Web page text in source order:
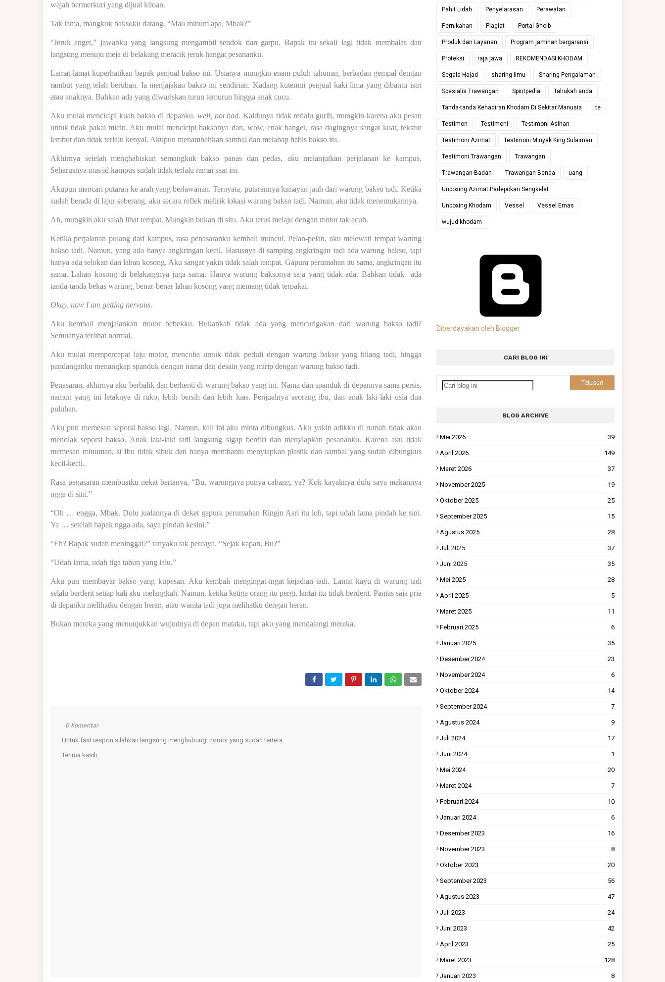
wajah bermerkuri yang dijual kiloan.
Tak lama, mangkok baksoku datang. “Mau minum apa, Mbak?”
“Jeruk anget,” jawabku yang langsung mengambil sendok dan garpu. Bapak itu sekali lagi tidak membalas dan
langsung menuju meja di belakang meracik jeruk hangat pesananku.
Lamat-lamat kuperhatikan bapak penjual bakso ini. Usianya mungkin enam puluh tahunan, berbadan gempal dengan
rambut yang telah beruban. Ia menjajakan bakso ini sendirian. Kadang kutemui penjual kaki lima yang dibantu istri
atau anaknya. Bahkan ada yang diwariskan turun temurun hingga anak cucu.
Aku mulai mencicipi kuah bakso di depanku. well, not bad. Kaldunya tidak terlalu gurih, mungkin karena aku pesan
untuk tidak pakai micin. Aku mulai mencicipi baksonya dan, wow, enak banget, rasa dagingnya sangat kuat, tekstur
lembut dan tidak terlalu kenyal. Akupun menambahkan sambal dan melahap habis bakso itu.
Akhirnya setelah menghabiskan semangkuk bakso panas dan pedas, aku melanjutkan perjalanan ke kampus.
Seharusnya masjid kampus sudah tidak terlalu ramai saat ini.
Akupun mencari putaran ke arah yang berlawanan. Ternyata, putarannya lumayan jauh dari warung bakso tadi. Ketika
sudah berada di lajur seberang, aku secara reflek melirik lokasi warung bakso tadi. Namun, aku tidak menemukannya.
Ah, mungkin aku salah lihat tempat. Mungkin bukan di situ. Aku terus melaju dengan motor tak acuh.
Ketika perjalanan pulang dari kampus, rasa penasaranku kembali muncul. Pelan-pelan, aku melewati tempat warung
bakso tadi. Namun, yang ada hanya angkringan kecil. Harusnya di samping angkringan tadi ada warung bakso, tapi
hanya ada selokan dan lahan kosong. Aku sangat yakin tidak salah tempat. Gapura perumahan itu sama, angkringan itu
sama. Lahan kosong di belakangnya juga sama. Hanya warung baksonya saja yang tidak ada. Bahkan tidak
ada
tanda-tanda bekas warung, benar-benar lahan kosong yang memang tidak terpakai.
Okay, now I am getting nervous.
Aku kembali menjalankan motor bebekku. Bukankah tidak ada yang mencurigakan dari warung bakso tadi?
Semuanya terlihat normal.
Aku mulai mempercepat laju motor, mencoba untuk tidak peduli dengan warung bakso yang hilang tadi, hingga
pandanganku menangkap spanduk dengan nama dan desain yang mirip dengan warung bakso tadi.
Penasaran, akhirnya aku berbalik dan berhenti di warung bakso yang ini. Nama dan spanduk di depannya sama persis,
namun yang ini letaknya di ruko, lebih bersih dan lebih luas. Penjualnya seorang ibu, dan anak laki-laki usia dua
puluhan.
Aku pun memesan seporsi bakso lagi. Namun, kali ini aku minta dibungkus. Aku yakin adikku di rumah tidak akan
menolak seporsi bakso. Anak laki-laki tadi langsung sigap berdiri dan menyiapkan pesananku. Karena aku tidak
memesan minuman, si Ibu tidak sibuk dan hanya membantu menyiapkan plastik dan sambal yang sudah dibungkus
kecil-kecil.
Rasa penasaran membuatku nekat bertanya, “Bu, warungnya punya cabang, ya? Kok kayaknya dulu saya makannya
ngga di sini.”
“Oh … engga, Mbak. Dulu jualannya di deket gapura perumahan Ringin Asri itu loh, tapi udah lama pindah ke sini.
Ya … setelah bapak ngga ada, saya pindah kesini.”
“Eh? Bapak sudah meninggal?” tanyaku tak percaya. “Sejak kapan, Bu?”
“Udah lama, udah tiga tahun yang lalu.”
Aku pun membayar bakso yang kupesan. Aku kembali mengingat-ingat kejadian tadi. Lantai kayu di warung tadi
selalu berderit setiap kali aku melangkah. Namun, ketika ketiga orang itu pergi, lantai itu tidak berderit. Pantas saja pria
di depanku melihatku dengan heran, atau wanita tadi juga melihatku dengan heran.
Bukan mereka yang menunjukkan wujudnya di depan mataku, tapi aku yang mendatangi mereka.
0 Komentar
Untuk fast respon silahkan langsung menghubungi nomor yang sudah tertera.
Terima kasih.
Pahit Lidah Penyelarasan Perawatan
Pernikahan Plagiat Portal Ghoib
Produk dan Layanan Program jaminan bergaransi
Proteksi raja jawa REKOMENDASI KHODAM
Segala Hajad sharing ilmu Sharing Pengalaman
Spesialis Trawangan Spiritpedia Tahukah anda
Tanda-tanda Kehadiran Khodam Di Sekitar Manusia te
Testimon Testimoni Testimoni Asihan
Testimoni Azimat Testimoni Minyak King Sulaiman
Testimoni Trawangan Trawangan
Trawangan Badan Trawangan Benda uang
Unboxing Azimat Padepokan Sengkelat
Unboxing Khodam Vessel Vessel Emas
wujud khodam
Diberdayakan oleh Blogger
CARI BLOG INI
BLOG ARCHIVE
Mei 2026 39
April 2026 149
Maret 2026 37
November 2025 19
Oktober 2025 25
September 2025 15
Agustus 2025 28
Juli 2025 37
Juni 2025 35
Mei 2025 28
April 2025 5
Maret 2025 11
Februari 2025 6
Januari 2025 35
Desember 2024 23
November 2024 6
Oktober 2024 14
September 2024 7
Agustus 2024 9
Juli 2024 17
Juni 2024 1
Mei 2024 20
Maret 2024 7
Februari 2024 10
Januari 2024 6
Desember 2023 16
November 2023 8
Oktober 2023 20
September 2023 56
Agustus 2023 47
Juli 2023 24
Juni 2023 42
April 2023 25
Maret 2023 128
Januari 2023 8